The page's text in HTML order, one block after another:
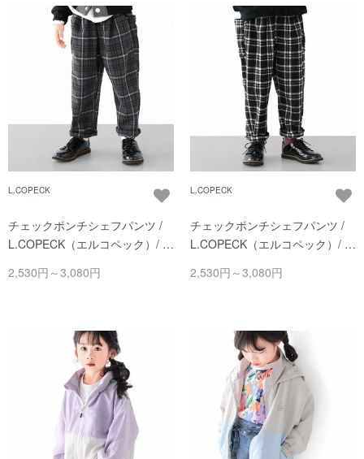
L.COPECK
チェックポンチシェフパンツ /
L.COPECK（エルコペック）/ チ
2,530円～3,080円
L.COPECK
チェックポンチシェフパンツ /
L.COPECK（エルコペック）/ 黒
2,530円～3,080円